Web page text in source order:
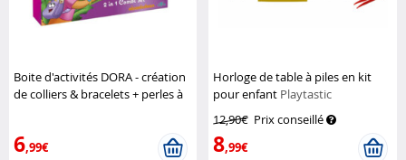
Boite d'activités DORA - création
de colliers & bracelets + perles à
6,99€
Horloge de table à piles en kit
pour enfant Playtastic
12,90€ Prix conseillé
8,99€